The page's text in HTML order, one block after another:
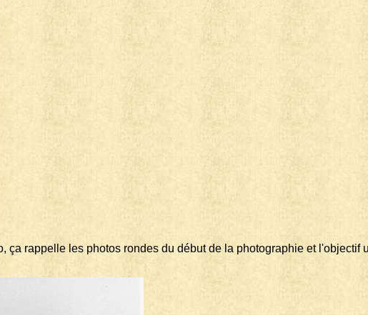
rappelle les photos rondes du début de la photographie et l'objectif